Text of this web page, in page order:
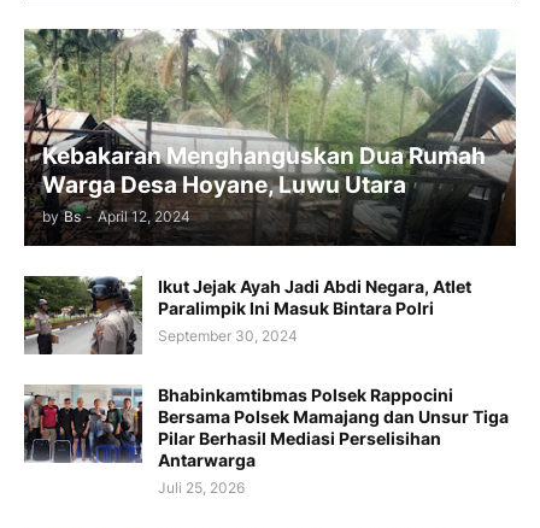
Kebakaran Menghanguskan Dua Rumah
Warga Desa Hoyane, Luwu Utara
by Bs - April 12, 2024
Ikut Jejak Ayah Jadi Abdi Negara, Atlet
Paralimpik Ini Masuk Bintara Polri
September 30, 2024
Bhabinkamtibmas Polsek Rappocini
Bersama Polsek Mamajang dan Unsur Tiga
Pilar Berhasil Mediasi Perselisihan
Antarwarga
Juli 25, 2026